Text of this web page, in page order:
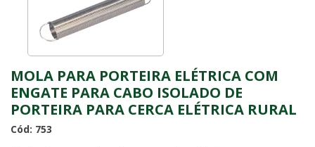
MOLA PARA PORTEIRA ELÉTRICA COM
ENGATE PARA CABO ISOLADO DE
PORTEIRA PARA CERCA ELÉTRICA RURAL
Cód: 753